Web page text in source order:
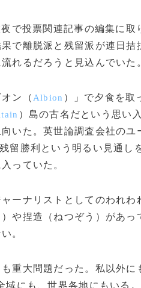
で投票関連記事の編集に取
で離脱派と残留派が連日拮
れるだろうと見込んでいた
ン（ Albion ）」で夕食を取
）島の古名だという思い
いた。英世論調査会社のユ
留勝利という明るい見通し
っていた。
ーナリストとしてのわれわ
や捏造（ねつぞう）があっ
。
重大問題だった。私以外に
にも、世界各地にもいる